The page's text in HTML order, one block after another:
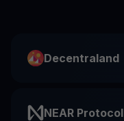
Decentraland
NEAR Protocol